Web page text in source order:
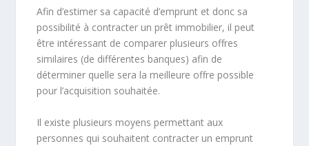
Afin d’estimer sa capacité d’emprunt et donc sa
possibilité à contracter un prêt immobilier, il peut
être intéressant de comparer plusieurs offres
similaires (de différentes banques) afin de
déterminer quelle sera la meilleure offre possible
pour l’acquisition souhaitée.
Il existe plusieurs moyens permettant aux
personnes qui souhaitent contracter un emprunt